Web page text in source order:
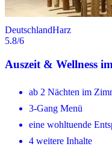
DeutschlandHarz
5.8/6
Auszeit & Wellness
ab 2 Nächten im
3-Gang Menü
eine wohltuende
4 weitere Inhalte